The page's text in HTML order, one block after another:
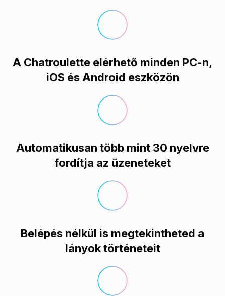
A Chatroulette elérhető minden PC-n,
iOS és Android eszközön
Automatikusan több mint 30 nyelvre
fordítja az üzeneteket
Belépés nélkül is megtekintheted a
lányok történeteit